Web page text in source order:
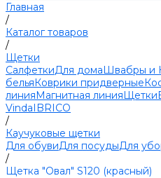
Главная
/
Каталог товаров
/
Щетки
СалфеткиДля домаШвабры и
бельяКоврики придверные
линияМагнитная линияЩетки
VindaIBRICO
/
Каучуковые щетки
Для обувиДля посудыДля
/
Щетка "Овал" S120 (красный)